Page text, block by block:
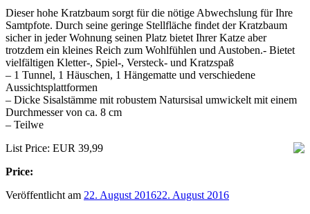
Dieser hohe Kratzbaum sorgt für die nötige Abwechslung für Ihre
Samtpfote. Durch seine geringe Stellfläche findet der Kratzbaum
sicher in jeder Wohnung seinen Platz bietet Ihrer Katze aber
trotzdem ein kleines Reich zum Wohlfühlen und Austoben.- Bietet
vielfältigen Kletter-, Spiel-, Versteck- und Kratzspaß
– 1 Tunnel, 1 Häuschen, 1 Hängematte und verschiedene
Aussichtsplattformen
– Dicke Sisalstämme mit robustem Natursisal umwickelt mit einem
Durchmesser von ca. 8 cm
– Teilwe
List Price: EUR 39,99
Price:
Veröffentlicht am 22. August 201622. August 2016